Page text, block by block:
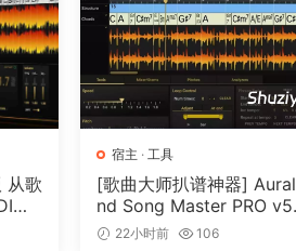
从歌
的
宿主 ·工具
[歌曲大师扒谱神器]
nd Song Master PRO
[WiN]（355MB）
22小时前 106